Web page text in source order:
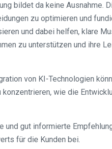
bildet da keine Ausnahme.
zu optimieren und
und dabei helfen, klare
zu unterstützen und ihre
von KI-Technologien
wie die
gut informierte
für die Kunden bei.